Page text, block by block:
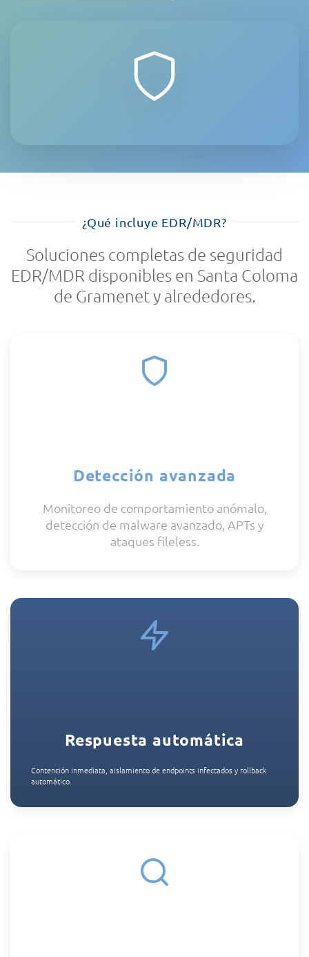
¿Qué incluye EDR/MDR?
Soluciones completas de seguridad
EDR/MDR disponibles en Santa Coloma
de Gramenet y alrededores.
Detección avanzada
Monitoreo de comportamiento anómalo,
detección de malware avanzado, APTs y
ataques fileless.
Respuesta automática
Contención inmediata, aislamiento de endpoints infectados y rollback
automático.